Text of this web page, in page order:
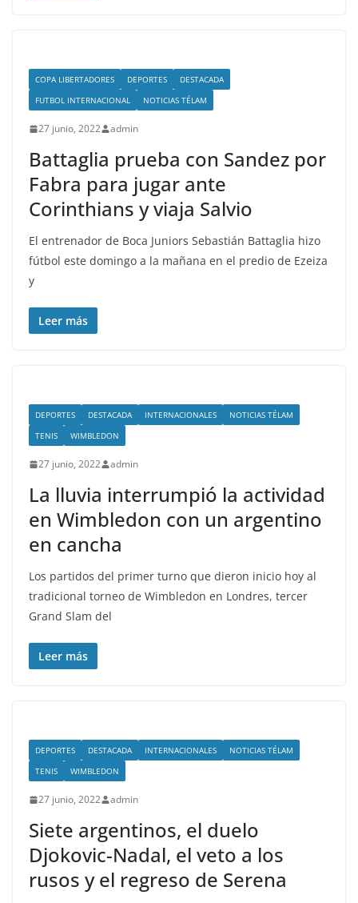
COPA LIBERTADORES DEPORTES
DESTACADA
FUTBOL INTERNACIONAL
NOTICIAS TÉLAM
27 junio, 2022 admin
Battaglia prueba con Sandez por
Fabra para jugar ante
Corinthians y viaja Salvio
El entrenador de Boca Juniors Sebastián Battaglia hizo
fútbol este domingo a la mañana en el predio de Ezeiza
y
Leer más
DEPORTES DESTACADA INTERNACIONALES
NOTICIAS TÉLAM
TENIS
WIMBLEDON
27 junio, 2022 admin
La lluvia interrumpió la actividad
en Wimbledon con un argentino
en cancha
Los partidos del primer turno que dieron inicio hoy al
tradicional torneo de Wimbledon en Londres, tercer
Grand Slam del
Leer más
DEPORTES DESTACADA INTERNACIONALES
NOTICIAS TÉLAM
TENIS
WIMBLEDON
27 junio, 2022 admin
Siete argentinos, el duelo
Djokovic-Nadal, el veto a los
rusos y el regreso de Serena